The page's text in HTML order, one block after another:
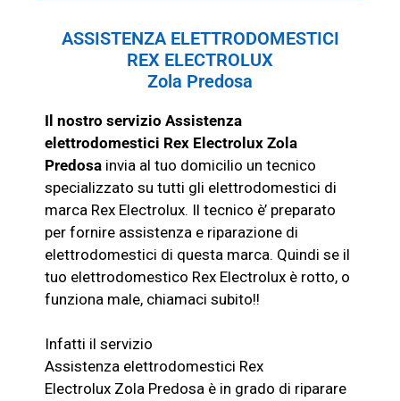
ASSISTENZA ELETTRODOMESTICI
REX ELECTROLUX
Zola Predosa
Il nostro servizio Assistenza
elettrodomestici Rex Electrolux Zola
Predosa invia al tuo domicilio un tecnico
specializzato su tutti gli elettrodomestici di
marca Rex Electrolux. Il tecnico è’ preparato
per fornire assistenza e riparazione di
elettrodomestici di questa marca. Quindi se il
tuo elettrodomestico Rex Electrolux è rotto, o
funziona male, chiamaci subito!!
Infatti il servizio
Assistenza elettrodomestici Rex
Electrolux Zola Predosa è in grado di riparare